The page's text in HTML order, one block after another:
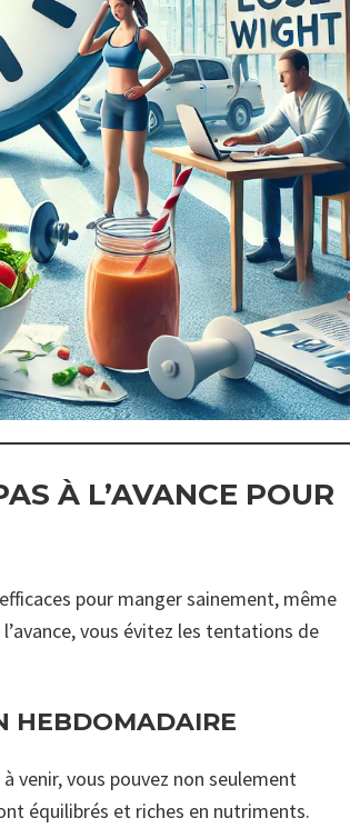
À L’AVANCE POUR
pour manger sainement, même
vous évitez les tentations de
HEBDOMADAIRE
venir, vous pouvez non seulement
équilibrés et riches en nutriments.